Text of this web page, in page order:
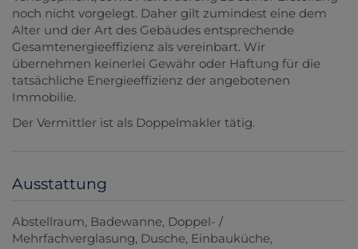
noch nicht vorgelegt. Daher gilt zumindest eine dem
Alter und der Art des Gebäudes entsprechende
Gesamtenergieeffizienz als vereinbart. Wir
übernehmen keinerlei Gewähr oder Haftung für die
tatsächliche Energieeffizienz der angebotenen
Immobilie.
Der Vermittler ist als Doppelmakler tätig.
Ausstattung
Abstellraum Badewanne Doppel- /
Mehrfachverglasung Dusche Einbauküche